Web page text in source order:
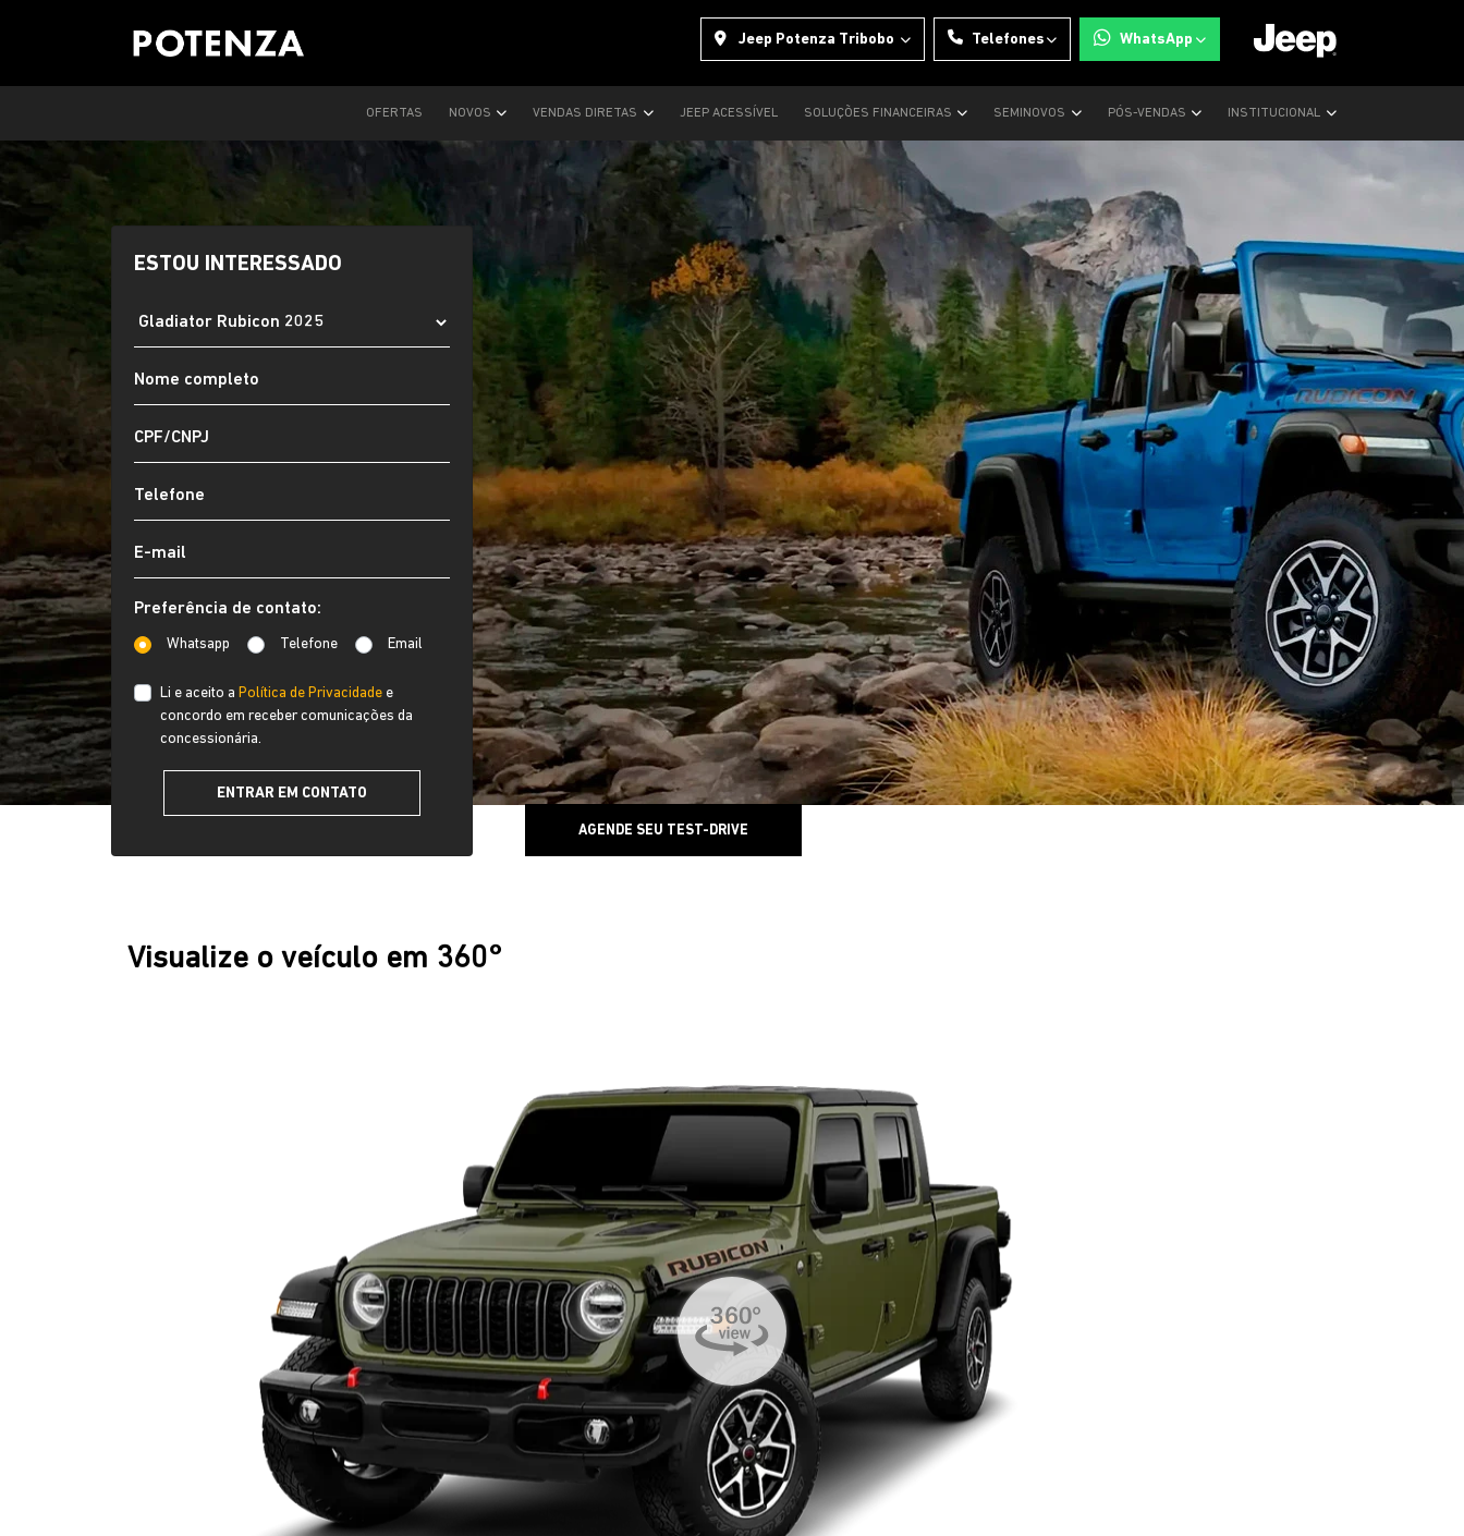
Jeep Potenza Tribobo Telefones WhatsApp
OFERTAS NOVOS VENDAS DIRETAS JEEP ACESSÍVEL SOLUÇÕES FINANCEIRAS SEMINOVOS PÓS-VENDAS INSTITUCIONAL
ESTOU INTERESSADO
Preferência de contato:
Whatsapp Telefone Email
Li e aceito a Política de Privacidade e
concordo em receber comunicações da
concessionária.
ENTRAR EM CONTATO
AGENDE SEU TEST-DRIVE
Visualize o veículo em 360°